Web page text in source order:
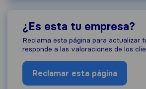
¿Es esta tu empresa?
Reclama esta página para actualizar
responde a las valoraciones de los
Reclamar esta página